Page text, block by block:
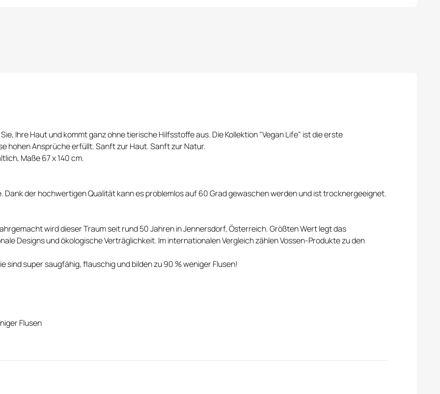
Ihre Haut und kommt ganz ohne tierische Hilfsstoffe aus. Die Kollektion "Vegan Life" ist die erste
hohen Ansprüche erfüllt. Sanft zur Haut. Sanft zur Natur.
Maße 67 x 140 cm.
Dank der hochwertigen Qualität kann es problemlos auf 60 Grad gewaschen werden und ist trocknergeeignet.
wird dieser Traum seit rund 50 Jahren in Jennersdorf, Österreich. Größten Wert legt das
Designs und ökologische Verträglichkeit. Im internationalen Vergleich zählen Vossen-Produkte zu den
sind super saugfähig, flauschig und bilden zu 90 % weniger Flusen!
Flusen